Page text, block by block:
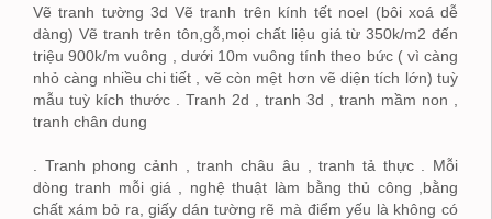
Vẽ tranh tường 3d Vẽ tranh trên kính tết noel (bôi xoá dễ
dàng) Vẽ tranh trên tôn,gỗ,mọi chất liệu giá từ 350k/m2 đến
triệu 900k/m vuông , dưới 10m vuông tính theo bức ( vì càng
nhỏ càng nhiều chi tiết , vẽ còn mệt hơn vẽ diện tích lớn) tuỳ
mẫu tuỳ kích thước . Tranh 2d , tranh 3d , tranh mầm non ,
tranh chân dung
. Tranh phong cảnh , tranh châu âu , tranh tả thực . Mỗi
dòng tranh mỗi giá , nghệ thuật làm bằng thủ công ,bằng
chất xám bỏ ra, giấy dán tường rẽ mà điểm yếu là không có